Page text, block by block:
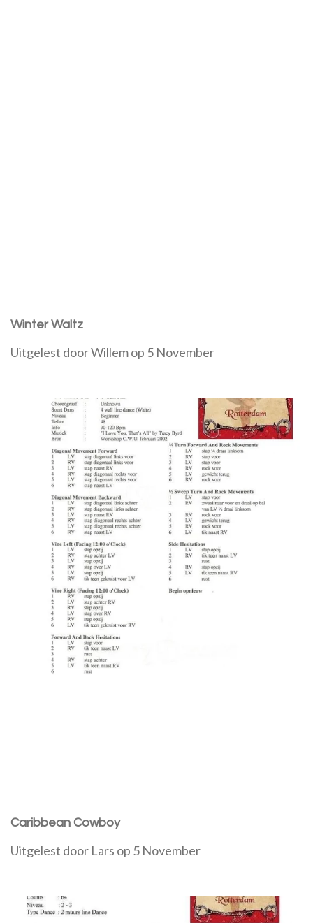
Winter Waltz
Uitgelest door Willem op 5 November
Caribbean Cowboy
Uitgelest door Lars op 5 November